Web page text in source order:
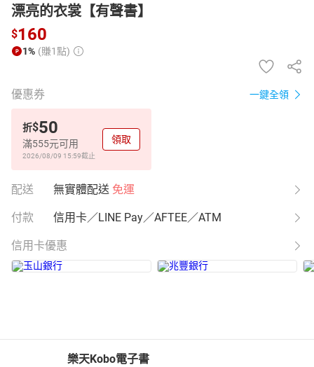
漂亮的衣裳【有聲書】
$160
1% (賺1點)
優惠券 一鍵全領
折$50
滿555元可用
2026/08/09 15:59截止
領取
配送 無實體配送 免運
付款 信用卡／LINE Pay／AFTEE／ATM
信用卡優惠
樂天Kobo電子書